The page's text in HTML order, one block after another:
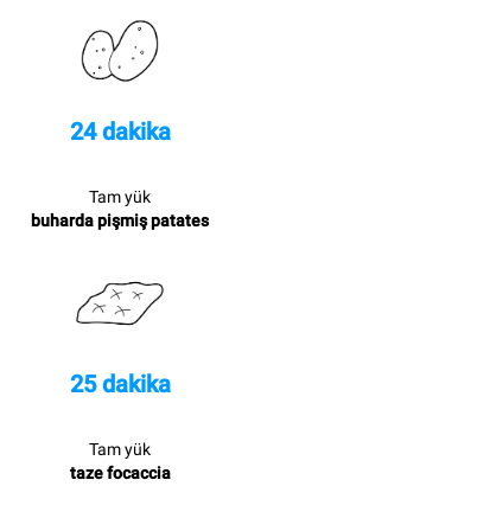
24 dakika
Tam yük
buharda pişmiş patates
25 dakika
Tam yük
taze focaccia